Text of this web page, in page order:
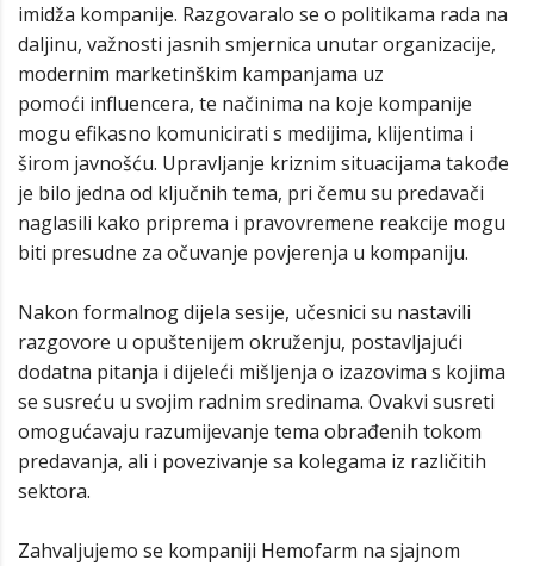
imidža kompanije. Razgovaralo se o politikama rada na
daljinu, važnosti jasnih smjernica unutar organizacije,
modernim marketinškim kampanjama uz
pomoći influencera, te načinima na koje kompanije
mogu efikasno komunicirati s medijima, klijentima i
širom javnošću. Upravljanje kriznim situacijama takođe
je bilo jedna od ključnih tema, pri čemu su predavači
naglasili kako priprema i pravovremene reakcije mogu
biti presudne za očuvanje povjerenja u kompaniju.
Nakon formalnog dijela sesije, učesnici su nastavili
razgovore u opuštenijem okruženju, postavljajući
dodatna pitanja i dijeleći mišljenja o izazovima s kojima
se susreću u svojim radnim sredinama. Ovakvi susreti
omogućavaju razumijevanje tema obrađenih tokom
predavanja, ali i povezivanje sa kolegama iz različitih
sektora.
Zahvaljujemo se kompaniji Hemofarm na sjajnom